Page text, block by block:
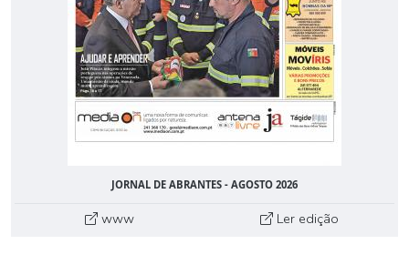
JORNAL DE ABRANTES - AGOSTO 2026
www Ler edição